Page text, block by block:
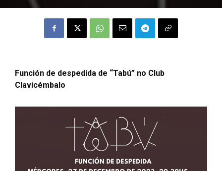
Función de despedida de “Tabú” no Club
Clavicémbalo